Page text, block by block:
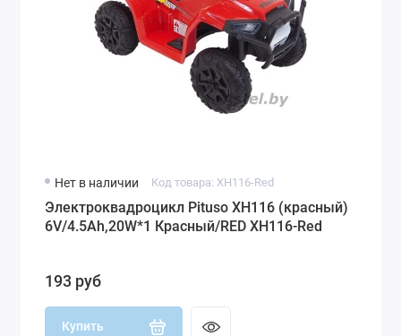
Нет в наличии Код товара: XH116-Red
Электроквадроцикл Pituso XH116 (красный)
6V/4.5Ah,20W*1 Красный/RED XH116-Red
193 руб
Купить